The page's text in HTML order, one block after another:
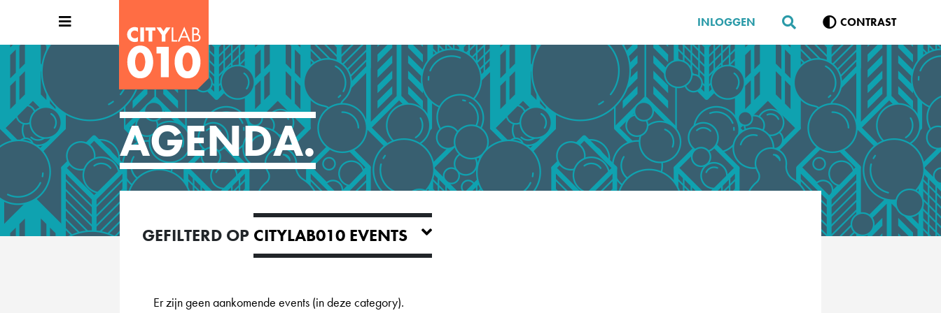
INLOGGEN CONTRAST
AGENDA.
GEFILTERD OP CITYLAB010 EVENTS
Er zijn geen aankomende events (in deze category).